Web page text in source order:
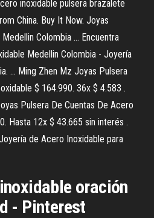
inoxidable pulsera brazalete
China. Buy It Now. Joyas
Colombia ... Encuentra
Medellin Colombia - Joyería
... Ming Zhen Mz Joyas Pulsera
$ 164.990. 36x $ 4.583 .
Pulsera De Cuentas De Acero
Hasta 12x $ 43.665 sin interés .
de Acero Inoxidable para
oración
- Pinterest